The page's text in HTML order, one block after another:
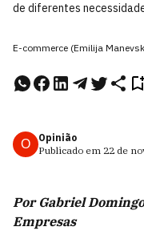
de diferentes
E-commerce (Emilija
O
Opinião
Publicado em 22 de
Por Gabriel
Empresas